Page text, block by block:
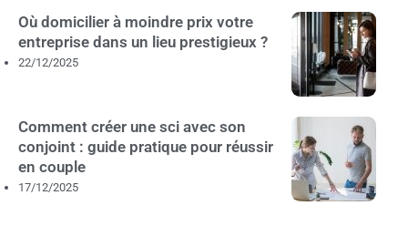
Où domicilier à moindre prix votre
entreprise dans un lieu prestigieux ?
22/12/2025
Comment créer une sci avec son
conjoint : guide pratique pour réussir
en couple
17/12/2025